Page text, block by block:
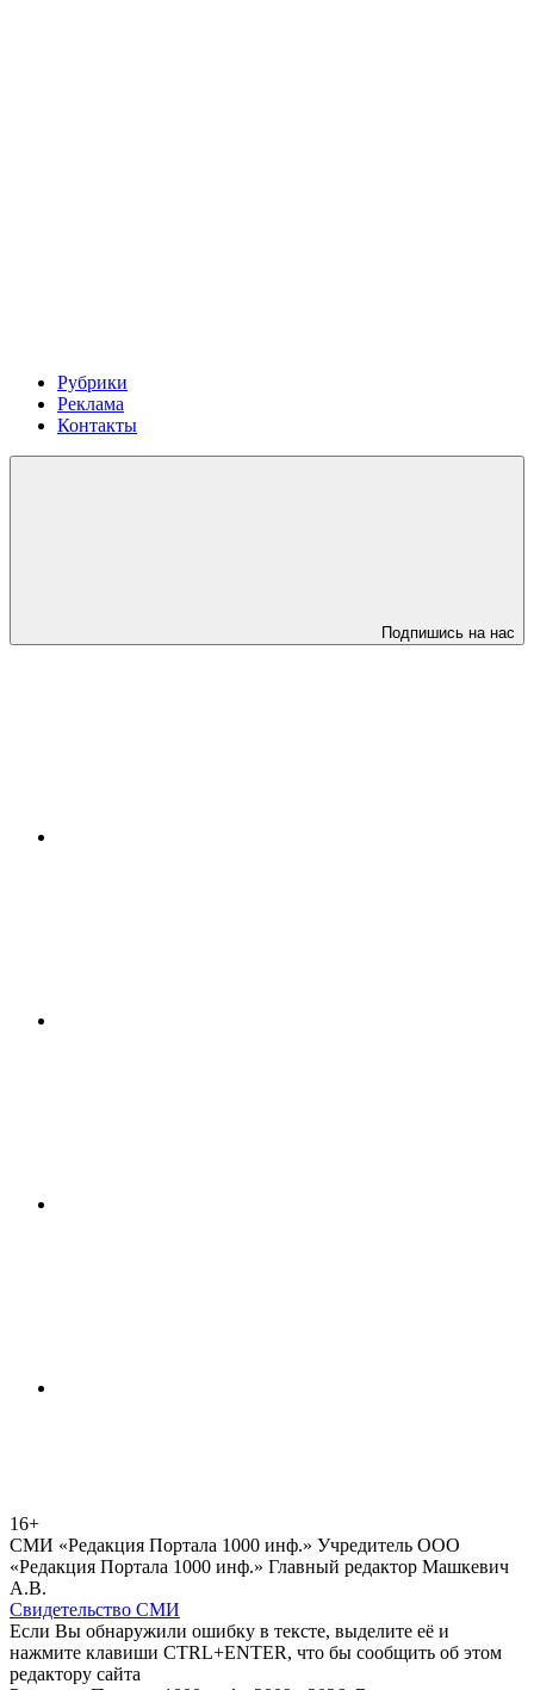
Рубрики
Реклама
Контакты
Подпишись на нас
16+
СМИ «Редакция Портала 1000 инф.» Учредитель ООО
«Редакция Портала 1000 инф.» Главный редактор Машкевич
А.В.
Свидетельство СМИ
Если Вы обнаружили ошибку в тексте, выделите её и
нажмите клавиши CTRL+ENTER, что бы сообщить об этом
редактору сайта